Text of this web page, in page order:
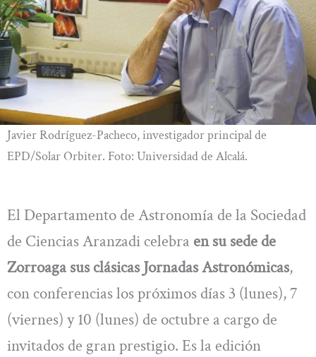
Javier Rodríguez-Pacheco, investigador principal de
EPD/Solar Orbiter. Foto: Universidad de Alcalá.
El Departamento de Astronomía de la Sociedad
de Ciencias Aranzadi celebra en su sede de
Zorroaga sus clásicas Jornadas Astronómicas,
con conferencias los próximos días 3 (lunes), 7
(viernes) y 10 (lunes) de octubre a cargo de
invitados de gran prestigio. Es la edición